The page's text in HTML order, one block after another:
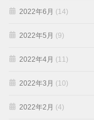
2022年6月 (14)
2022年5月 (9)
2022年4月 (11)
2022年3月 (10)
2022年2月 (4)